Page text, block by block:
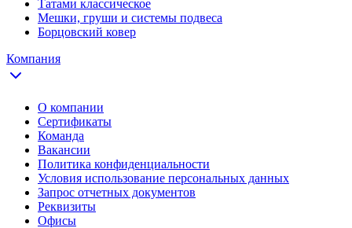
Татами классическое
Мешки, груши и системы подвеса
Борцовский ковер
Компания
О компании
Сертификаты
Команда
Вакансии
Политика конфиденциальности
Условия использование персональных данных
Запрос отчетных документов
Реквизиты
Офисы